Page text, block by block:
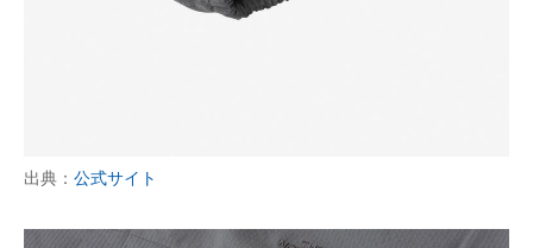
出典： 公式サイト